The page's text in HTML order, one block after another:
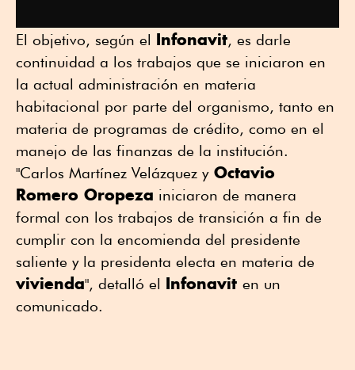
El objetivo, según el Infonavit, es darle
continuidad a los trabajos que se iniciaron en
la actual administración en materia
habitacional por parte del organismo, tanto en
materia de programas de crédito, como en el
manejo de las finanzas de la institución.
"Carlos Martínez Velázquez yOctavio
Romero Oropeza iniciaron de manera
formal con los trabajos de transición a fin de
cumplir con la encomienda del presidente
saliente y la presidenta electa en materia de
vivienda", detalló el Infonavit en un
comunicado.